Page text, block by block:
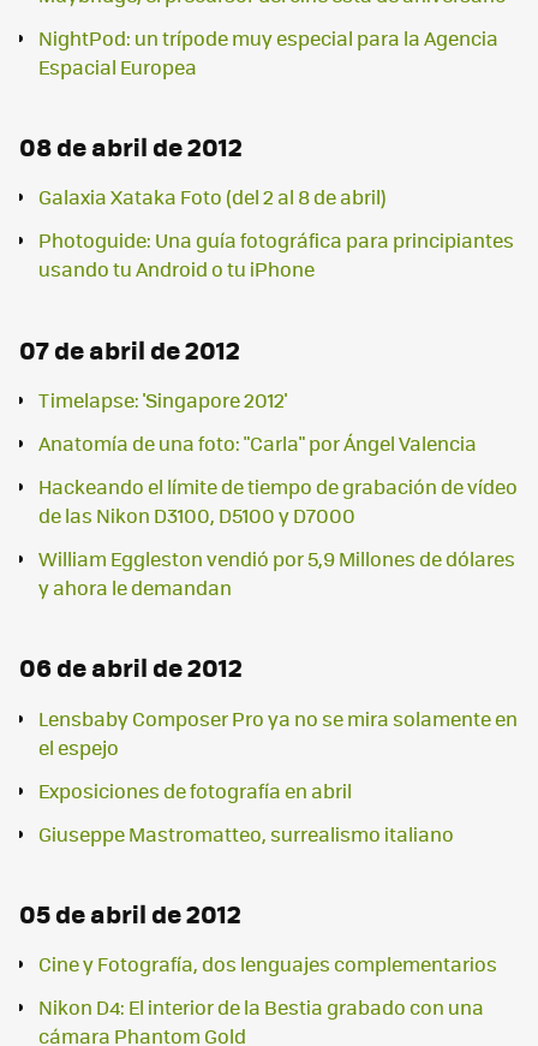
NightPod: un trípode muy especial para la Agencia
Espacial Europea
08 de abril de 2012
Galaxia Xataka Foto (del 2 al 8 de abril)
Photoguide: Una guía fotográfica para principiantes
usando tu Android o tu iPhone
07 de abril de 2012
Timelapse: 'Singapore 2012'
Anatomía de una foto: "Carla" por Ángel Valencia
Hackeando el límite de tiempo de grabación de vídeo
de las Nikon D3100, D5100 y D7000
William Eggleston vendió por 5,9 Millones de dólares
y ahora le demandan
06 de abril de 2012
Lensbaby Composer Pro ya no se mira solamente en
el espejo
Exposiciones de fotografía en abril
Giuseppe Mastromatteo, surrealismo italiano
05 de abril de 2012
Cine y Fotografía, dos lenguajes complementarios
Nikon D4: El interior de la Bestia grabado con una
cámara Phantom Gold